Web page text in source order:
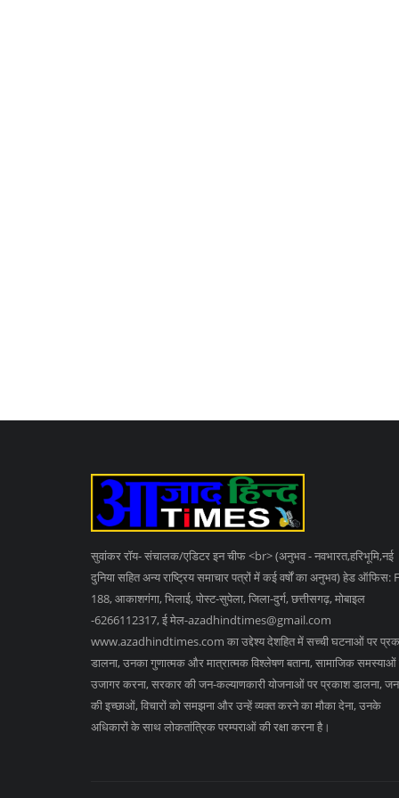
सुवांकर रॉय- संचालक/एडिटर इन चीफ <br> (अनुभव - नवभारत,हरिभूमि,नई
दुनिया सहित अन्य राष्ट्रिय समाचार पत्रों में कई वर्षों का अनुभव) हेड ऑफिस:
188, आकाशगंगा, भिलाई, पोस्ट-सुपेला, जिला-दुर्ग, छत्तीसगढ़, मोबाइल
-6266112317, ई मेल-azadhindtimes@gmail.com
www.azadhindtimes.com का उद्देश्य देशहित में सच्ची घटनाओं पर
डालना, उनका गुणात्मक और मात्रात्मक विश्लेषण बताना, सामाजिक
उजागर करना, सरकार की जन-कल्याणकारी योजनाओं पर प्रकाश डालना,
की इच्छाओं, विचारों को समझना और उन्हें व्यक्त करने का मौका देना, उनके
अधिकारों के साथ लोकतांत्रिक परम्पराओं की रक्षा करना है।